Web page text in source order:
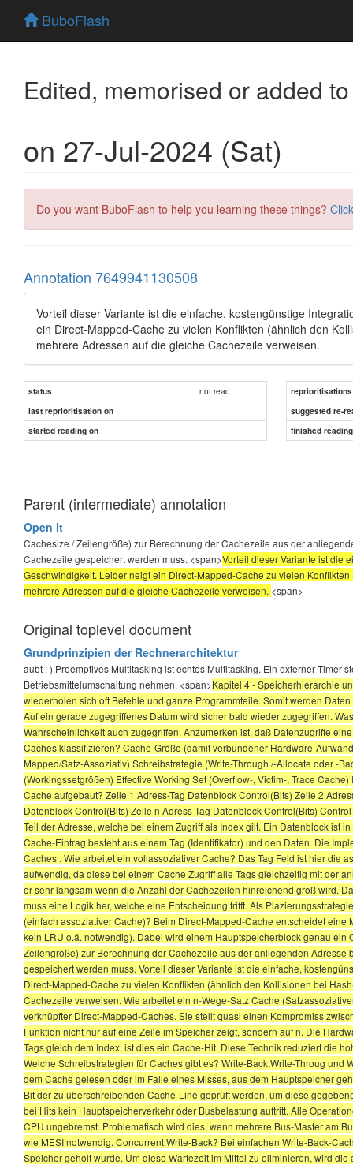
BuboFlash
Edited, memorised or added
on 27-Jul-2024 (Sat)
Do you want BuboFlash to help you learning these things?
Annotation 7649941130508
Vorteil dieser Variante ist die einfache, kostengünstige
ein Direct-Mapped-Cache zu vielen Konflikten (ähnlich den
mehrere Adressen auf die gleiche Cachezeile verweisen.
status not read
reprioritisations
last reprioritisation on
suggested re-
started reading on
finished
Parent (intermediate) annotation
Open it
Cachesize / Zeilengröße) zur Berechnung der Cachezeile aus der
Cachezeile gespeichert werden muss. <span>Vorteil dieser Variante ist die
Geschwindigkeit. Leider neigt ein Direct-Mapped-Cache zu vielen
mehrere Adressen auf die gleiche Cachezeile verweisen. <span>
Original toplevel document
Grundprinzipien der Rechnerarchitektur
aubt : ) Preemptives Multitasking ist echtes Multitasking. Ein externer Timer
Betriebsmittelumschaltung nehmen. <span>Kapitel 4 - Speicherhierarchie
wiederholen sich oft Befehle und ganze Programmteile. Somit werden
Auf ein gerade zugegriffenes Datum wird sicher bald wieder zugegriffen.
Wahrscheinlichkeit auch zugegriffen. Anzumerken ist, daß Datenzugriffe
Caches klassifizieren? Cache-Größe (damit verbundener Hardware-
Mapped/Satz-Assoziativ) Schreibstrategie (Write-Through /-Allocate oder -
(Workingssetgrößen) Effective Working Set (Overflow-, Victim-, Trace
Cache aufgebaut? Zeile 1 Adress-Tag Datenblock Control(Bits) Zeile 2
Datenblock Control(Bits) Zeile n Adress-Tag Datenblock Control(Bits)
Teil der Adresse, welche bei einem Zugriff als Index gilt. Ein Datenblock ist
Cache-Eintrag besteht aus einem Tag (Identifikator) und den Daten. Die
Caches . Wie arbeitet ein vollassoziativer Cache? Das Tag Feld ist hier die
aufwendig, da diese bei einem Cache Zugriff alle Tags gleichzeitig mit der
er sehr langsam wenn die Anzahl der Cachezeilen hinreichend groß wird.
muss eine Logik her, welche eine Entscheidung trifft. Als
(einfach assoziativer Cache)? Beim Direct-Mapped-Cache entscheidet
kein LRU o.ä. notwendig). Dabei wird einem Hauptspeicherblock genau
Zeilengröße) zur Berechnung der Cachezeile aus der anliegenden
gespeichert werden muss. Vorteil dieser Variante ist die einfache,
Direct-Mapped-Cache zu vielen Konflikten (ähnlich den Kollisionen bei
Cachezeile verweisen. Wie arbeitet ein n-Wege-Satz Cache
verknüpfter Direct-Mapped-Caches. Sie stellt quasi einen Kompromiss
Funktion nicht nur auf eine Zeile im Speicher zeigt, sondern auf n. Die
Tags gleich dem Index, ist dies ein Cache-Hit. Diese Technik reduziert die
Welche Schreibstrategien für Caches gibt es? Write-Back,Write-Throug
dem Cache gelesen oder im Falle eines Misses, aus dem Hauptspeicher
Bit der zu überschreibenden Cache-Line geprüft werden, um diese
bei Hits kein Hauptspeicherverkehr oder Busbelastung auftritt. Alle
CPU ungebremst. Problematisch wird dies, wenn mehrere Bus-Master am
wie MESI notwendig. Concurrent Write-Back? Bei einfachen Write-Back-
Speicher geholt wurde. Um diese Wartezeit im Mittel zu eliminieren, wird